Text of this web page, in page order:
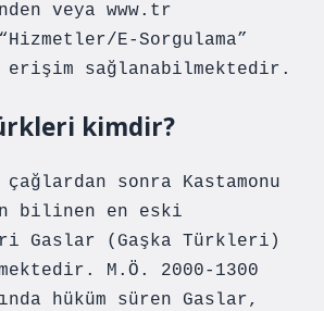
veya www.tr
E-Sorgulama”
erişim sağlanabilmektedir.
kimdir?
sonra Kastamonu
bilinen en eski
Gaslar (Gaşka Türkleri)
M.Ö. 2000-1300
hüküm süren Gaslar,